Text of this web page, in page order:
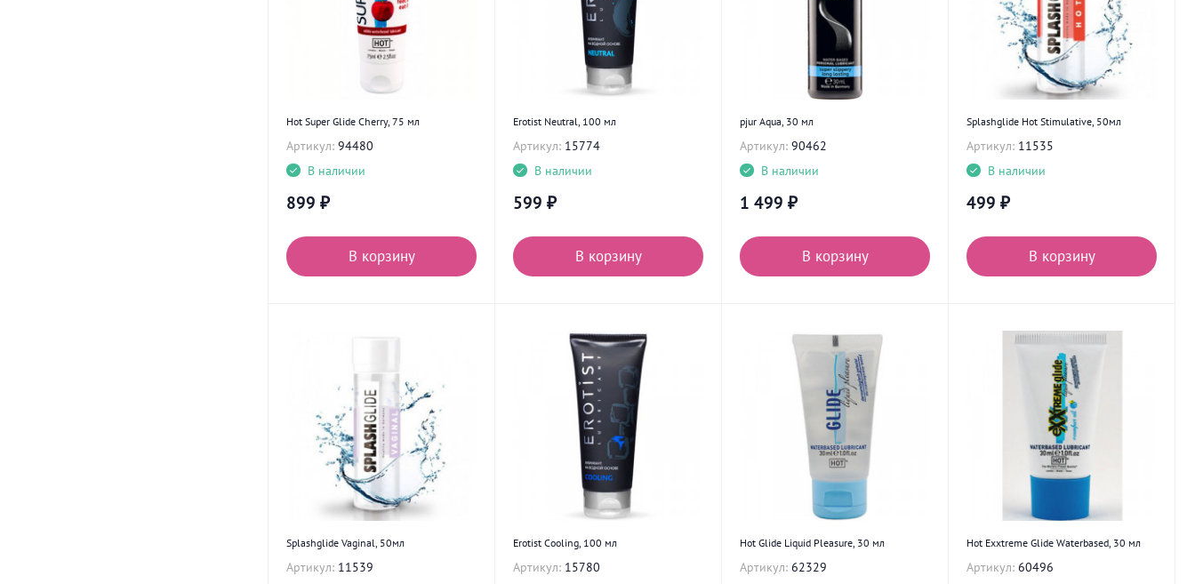
Hot Super Glide Cherry, 75 мл
Артикул: 94480
В наличии
899 ₽
В корзину
Erotist Neutral, 100 мл
Артикул: 15774
В наличии
599 ₽
В корзину
pjur Aqua, 30 мл
Артикул: 90462
В наличии
1 499 ₽
В корзину
Splashglide Hot Stimulative, 50мл
Артикул: 11535
В наличии
499 ₽
В корзину
Splashglide Vaginal, 50мл
Артикул: 11539
Erotist Cooling, 100 мл
Артикул: 15780
Hot Glide Liquid Pleasure, 30 мл
Артикул: 62329
Hot Exxtreme Glide Waterbased, 30 мл
Артикул: 60496